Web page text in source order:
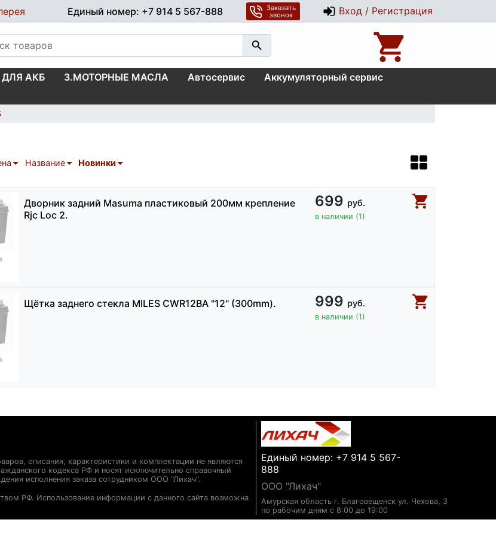
Единый номер: +7 914 5 567-888
Заказать
звонок
Вход / Регистрация
АКБ 3.МОТОРНЫЕ МАСЛА Автосервис
Аккумуляторный сервис
Название Новинки
Дворник задний Masuma пластиковый 200мм крепление
Rjc Loc 2.
699 руб.
в наличии (1)
Щётка заднего стекла MILES CWR12BA "12" (300mm). 999 руб.
в наличии (1)
Единый номер: +7 914 5 567-
888
ООО "Лихач"
Амурская область г. Благовещенск ул. Чехова, 3
по рабочим дням с 8:00 до 19:00
описания, характеристики и комплектации не являются
кодекса РФ и носят исключительно справочный
исполнения заказа сотрудником ООО "Лихач".
РФ. Использование информации с данного сайта возможна